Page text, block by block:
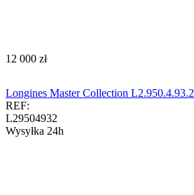
‍12 000‍ zł
Longines Master Collection L2.950.4.93.2
REF:
L29504932
Wysyłka 24h